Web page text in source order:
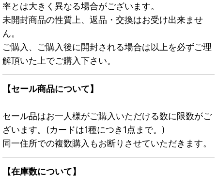
率とは大きく異なる場合がございます。
未開封商品の性質上、返品・交換はお受け出来ませ
ん。
ご購入、ご購入後に開封される場合は以上を必ずご理
解頂いた上でご購入下さい。
【セール商品について】
セール品はお一人様がご購入いただける数に限数がご
ざいます。(カードは1種につき1点まで。)
同一住所での複数購入もお断りさせていただきます。
【在庫数について】